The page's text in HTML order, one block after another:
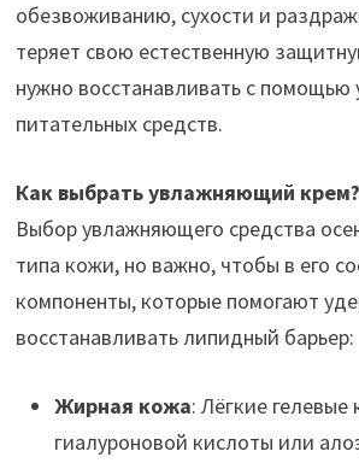
обезвоживанию, сухости и
теряет свою естественную
нужно восстанавливать с
питательных средств.
Как выбрать увлажняющий крем?
Выбор увлажняющего средства
типа кожи, но важно, чтобы в его
компоненты, которые помогают
восстанавливать липидный барьер:
Жирная кожа: Лёгкие
гиалуроновой кислоты или